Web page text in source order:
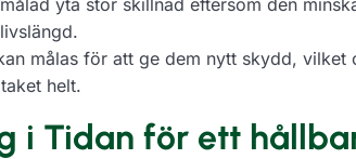
yta stor skillnad eftersom den
målas för att ge dem nytt skydd, vilket
helt.
i Tidan för ett